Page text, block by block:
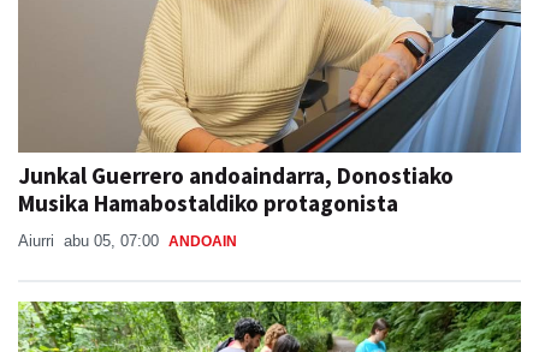
Junkal Guerrero andoaindarra, Donostiako
Musika Hamabostaldiko protagonista
Aiurri abu 05, 07:00 ANDOAIN